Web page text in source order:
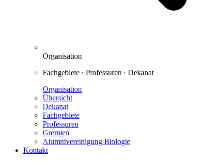
Organisation
Fachgebiete · Professuren · Dekanat
Organisation
Übersicht
Dekanat
Fachgebiete
Professuren
Gremien
Alumnivereinigung Biologie
Kontakt